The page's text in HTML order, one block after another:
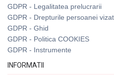
GDPR - Legalitatea prelucrarii
GDPR - Drepturile persoanei
GDPR - Ghid
GDPR - Politica COOKIES
GDPR - Instrumente
INFORMATII